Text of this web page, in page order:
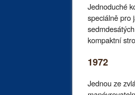
Jednoduché
speciálně pro
kompaktní
1972
Jednou ze